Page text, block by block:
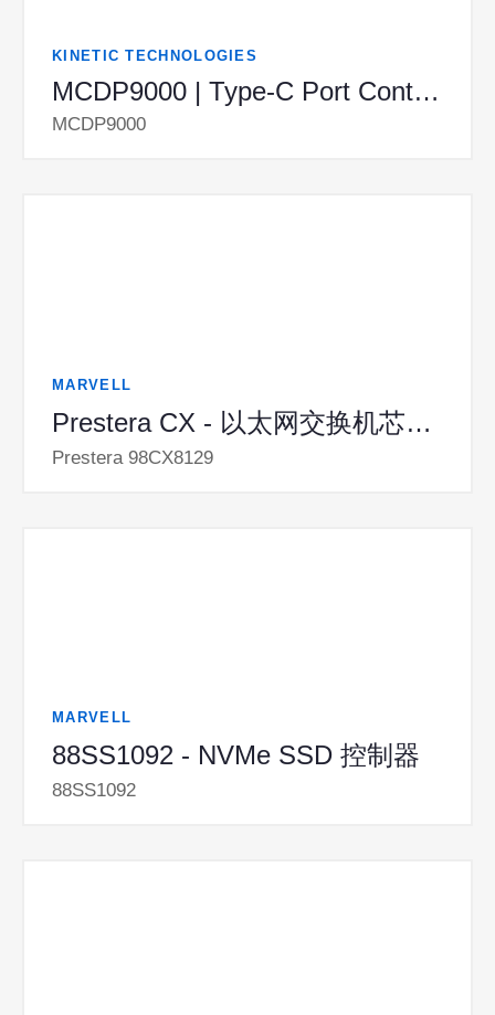
KINETIC TECHNOLOGIES
MCDP9000 | Type-C Port Controller (TCPC)
MCDP9000
MARVELL
Prestera CX - 以太网交换机芯片系列
Prestera 98CX8129
MARVELL
88SS1092 - NVMe SSD 控制器
88SS1092